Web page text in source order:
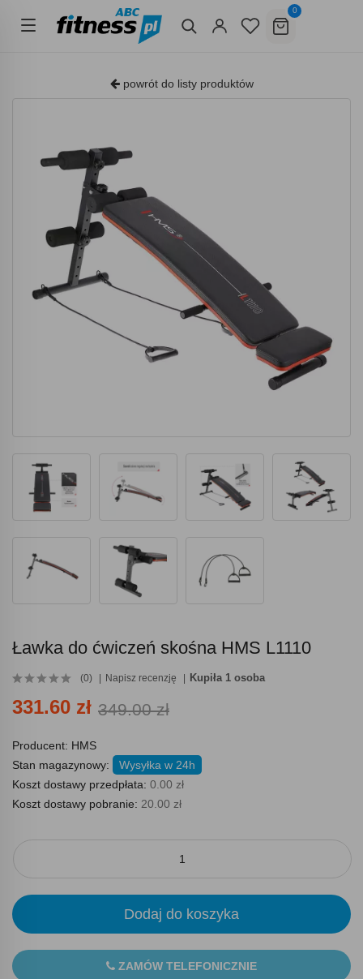
0
powrót do listy produktów
Ławka do ćwiczeń skośna HMS L1110
(0) Napisz recenzję Kupiła 1 osoba
331.60 zł 349.00 zł
Producent: HMS
Stan magazynowy:
Wysyłka w 24h
Koszt dostawy przedpłata: 0.00 zł
Koszt dostawy pobranie: 20.00 zł
Dodaj do koszyka
ZAMÓW TELEFONICZNIE